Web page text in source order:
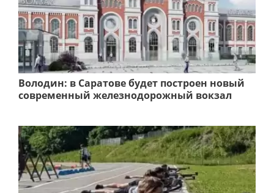
Володин: в Саратове будет построен новый
современный железнодорожный вокзал